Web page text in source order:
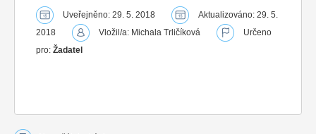
Uveřejněno: 29. 5. 2018
Aktualizováno: 29. 5.
2018
Vložil/a: Michala Trličíková
Určeno
pro: Žadatel